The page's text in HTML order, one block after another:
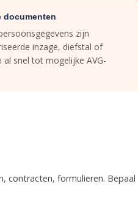
documenten
zijn
inzage, diefstal of
snel tot mogelijke AVG-
contracten, formulieren. Bepaal